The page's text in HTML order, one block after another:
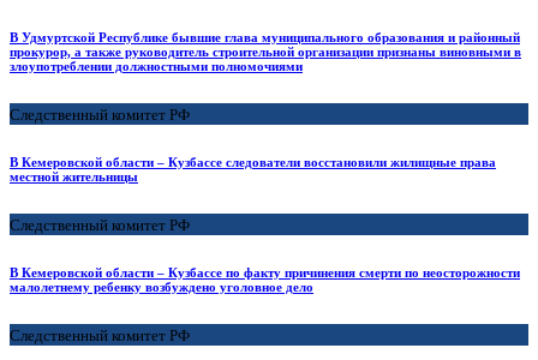
В Удмуртской Республике бывшие глава муниципального образования и районный
прокурор, а также руководитель строительной организации признаны виновными в
злоупотреблении должностными полномочиями
Следственный комитет РФ
В Кемеровской области – Кузбассе следователи восстановили жилищные права
местной жительницы
Следственный комитет РФ
В Кемеровской области – Кузбассе по факту причинения смерти по неосторожности
малолетнему ребенку возбуждено уголовное дело
Следственный комитет РФ